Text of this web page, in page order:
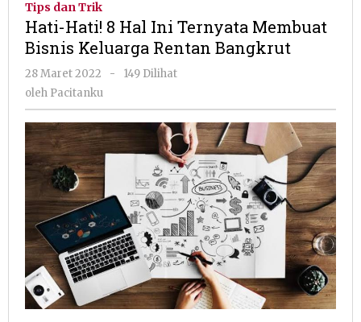
Ini
Ternyata
Bangkrut
Tips dan Trik
Hati-Hati! 8 Hal Ini Ternyata Membuat
Bisnis Keluarga Rentan Bangkrut
28 Maret 2022
oleh
-
149 Dilihat
oleh Pacitanku